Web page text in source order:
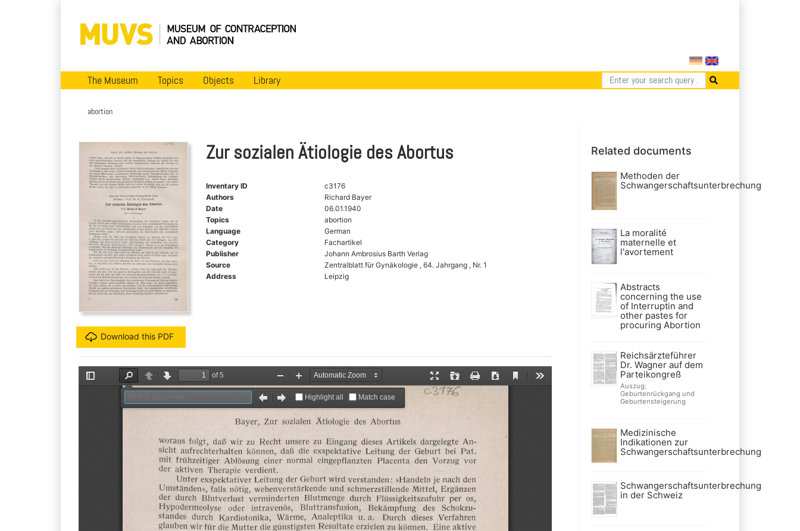
The Museum Topics Objects Library
abortion
Download this PDF
Zur sozialen Ätiologie des Abortus
Inventary ID
c3176
Authors
Richard Bayer
Date
06.01.1940
Topics
abortion
Language
German
Category
Fachartikel
Publisher
Johann Ambrosius Barth Verlag
Source
Zentralblatt für Gynäkologie , 64. Jahrgang , Nr. 1
Address
Leipzig
Related documents
Methoden der
Schwangerschaftsunterbrechung
La moralité
maternelle et
l'avortement
Abstracts
concerning the use
of Interruptin and
other pastes for
procuring Abortion
Reichsärzteführer
Dr. Wagner auf dem
Parteikongreß
Auszug:
Geburtenrückgang und
Geburtensteigerung
Medizinische
Indikationen zur
Schwangerschaftsunterbrechung
Schwangerschaftsunterbrechung
in der Schweiz